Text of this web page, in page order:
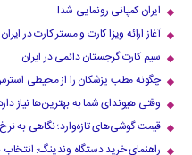
ایران کمپانی رونمایی شد!
آغاز ارائه ویزا کارت و مستر کارت در ایران از
سیم کارت گرجستان دائمی در ایران
چگونه مطب پزشکان را از محیطی
وقتی هیوندای شما به بهترین‌ها نیاز
قیمت گوشی‌های تازه‌وارد؛ نگاهی به
راهنمای خرید دستگاه وندینگ: